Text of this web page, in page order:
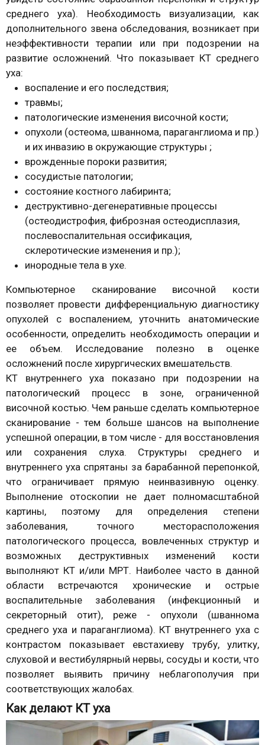
среднего уха). Необходимость визуализации, как
дополнительного звена обследования, возникает при
неэффективности терапии или при подозрении на
развитие осложнений. Что показывает КТ среднего
уха:
воспаление и его последствия;
травмы;
патологические изменения височной кости;
опухоли (остеома, шваннома, параганглиома и пр.)
и их инвазию в окружающие структуры ;
врожденные пороки развития;
сосудистые патологии;
состояние костного лабиринта;
деструктивно-дегенеративные процессы
(остеодистрофия, фиброзная остеодисплазия,
послевоспалительная оссификация,
склеротические изменения и пр.);
инородные тела в ухе.
Компьютерное сканирование височной кости
позволяет провести дифференциальную диагностику
опухолей с воспалением, уточнить анатомические
особенности, определить необходимость операции и
ее объем. Исследование полезно в оценке
осложнений после хирургических вмешательств.
КТ внутреннего уха показано при подозрении на
патологический процесс в зоне, ограниченной
височной костью. Чем раньше сделать компьютерное
сканирование - тем больше шансов на выполнение
успешной операции, в том числе - для восстановления
или сохранения слуха. Структуры среднего и
внутреннего уха спрятаны за барабанной перепонкой,
что ограничивает прямую неинвазивную оценку.
Выполнение отоскопии не дает полномасштабной
картины, поэтому для определения степени
заболевания, точного месторасположения
патологического процесса, вовлеченных структур и
возможных деструктивных изменений кости
выполняют КТ и/или МРТ. Наиболее часто в данной
области встречаются хронические и острые
воспалительные заболевания (инфекционный и
секреторный отит), реже - опухоли (шваннома
среднего уха и параганглиома). КТ внутреннего уха с
контрастом показывает евстахиеву трубу, улитку,
слуховой и вестибулярный нервы, сосуды и кости, что
позволяет выявить причину неблагополучия при
соответствующих жалобах.
Как делают КТ уха